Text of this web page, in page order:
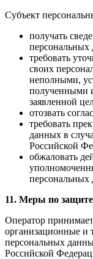
Субъект
получать
персональных
требовать
своих
неполными,
полученными
заявленной
отозвать
требовать
данных в
Российской
обжаловать
персональных
11. Меры по
Оператор
организационные и
персональных
Российской